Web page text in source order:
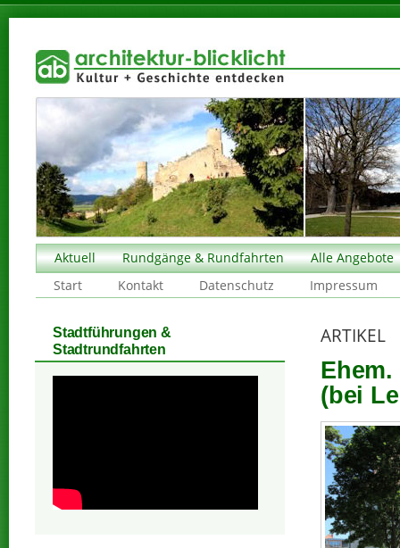
Aktuell Rundgänge & Rundfahrten
Alle Angebote
Start
Kontakt Datenschutz Impressum
ARTIKEL
(bei
Stadtführungen &
Stadtrundfahrten